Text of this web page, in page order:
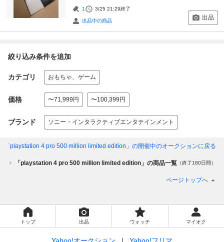
1 3/25 21:29終了
出品中の商品 出品
絞り込み条件を追加
カテゴリ おもちゃ、ゲーム
価格 〜71,999円 〜100,399円
ブランド ソニー・インタラクティブエンタテインメント
「playstation 4 pro 500 million limited edition」 の開催中のオークションに戻る
「playstation 4 pro 500 million limited edition」の商品一覧 （終了180日間）
ページトップへ
トップ 出品 ウォッチ マイオク
Yahoo!オークション Yahoo!フリマ